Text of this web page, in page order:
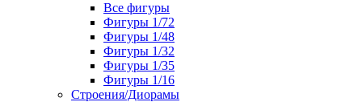
Все фигуры
Фигуры 1/72
Фигуры 1/48
Фигуры 1/32
Фигуры 1/35
Фигуры 1/16
Строения/Диорамы